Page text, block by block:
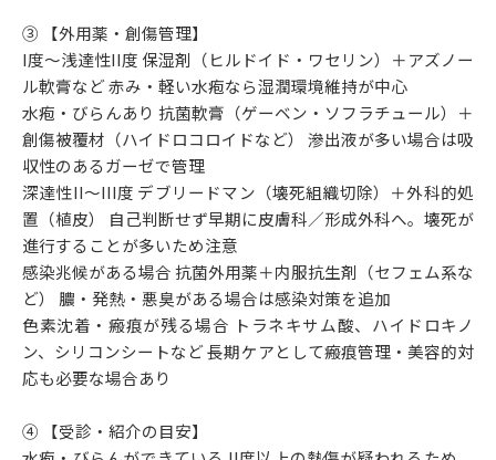
③ 【外用薬・創傷管理】
I度〜浅達性II度 保湿剤（ヒルドイド・ワセリン）＋アズノー
ル軟膏など 赤み・軽い水疱なら湿潤環境維持が中心
水疱・びらんあり 抗菌軟膏（ゲーベン・ソフラチュール）＋
創傷被覆材（ハイドロコロイドなど） 滲出液が多い場合は吸
収性のあるガーゼで管理
深達性II〜III度 デブリードマン（壊死組織切除）＋外科的処
置（植皮） 自己判断せず早期に皮膚科／形成外科へ。壊死が
進行することが多いため注意
感染兆候がある場合 抗菌外用薬＋内服抗生剤（セフェム系な
ど） 膿・発熱・悪臭がある場合は感染対策を追加
色素沈着・瘢痕が残る場合 トラネキサム酸、ハイドロキノ
ン、シリコンシートなど 長期ケアとして瘢痕管理・美容的対
応も必要な場合あり
④ 【受診・紹介の目安】